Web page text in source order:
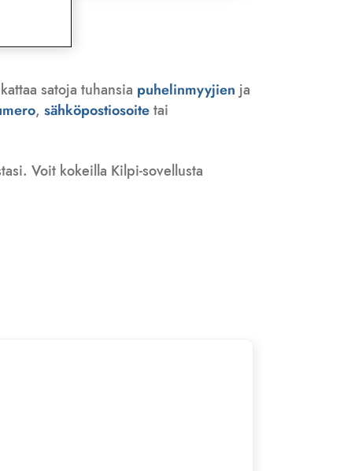
satoja tuhansia puhelinmyyjien ja
, sähköpostiosoitetai
Voit kokeilla Kilpi-sovellusta